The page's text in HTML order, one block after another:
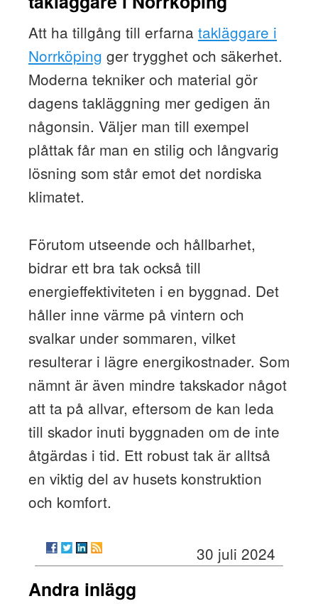
Att ha tillgång till erfarna takläggare i
Norrköping ger trygghet och säkerhet.
Moderna tekniker och material gör
dagens takläggning mer gedigen än
någonsin. Väljer man till exempel
plåttak får man en stilig och långvarig
lösning som står emot det nordiska
klimatet.
Förutom utseende och hållbarhet,
bidrar ett bra tak också till
energieffektiviteten i en byggnad. Det
håller inne värme på vintern och
svalkar under sommaren, vilket
resulterar i lägre energikostnader. Som
nämnt är även mindre takskador något
att ta på allvar, eftersom de kan leda
till skador inuti byggnaden om de inte
åtgärdas i tid. Ett robust tak är alltså
en viktig del av husets konstruktion
och komfort.
30 juli 2024
Andra inlägg